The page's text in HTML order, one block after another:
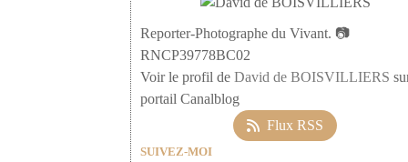
Reporter-Photographe du Vivant. 📷
RNCP39778BC02
Voir le profil de David de BOISVILLIERS
portail Canalblog
Flux RSS
SUIVEZ-MOI